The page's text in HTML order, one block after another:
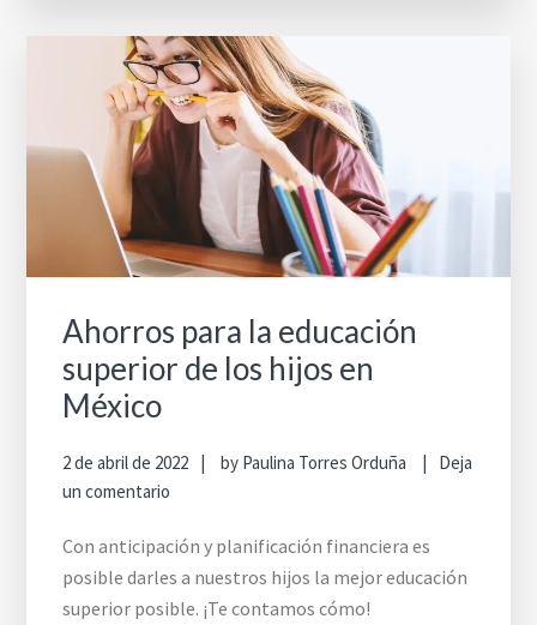
Ahorros para la educación
superior de los hijos en
México
2 de abril de 2022 by Paulina Torres Orduña
Deja
un comentario
Con anticipación y planificación financiera es
posible darles a nuestros hijos la mejor educación
superior posible. ¡Te contamos cómo!